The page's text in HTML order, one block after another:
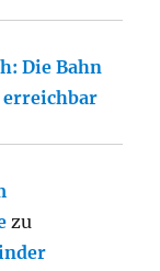
Die Bahn
erreichbar
zu